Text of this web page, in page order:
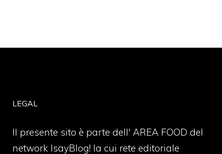
LEGAL
Il presente sito è parte dell' AREA FOOD del
network IsayBlog! la cui rete editoriale